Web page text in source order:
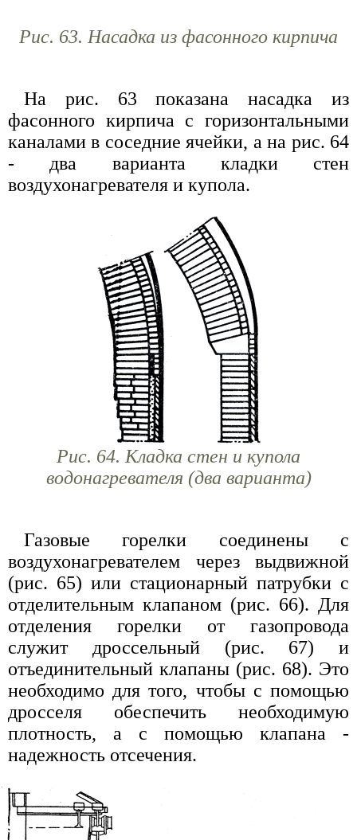
Рис. 63. Насадка из фасонного кирпича
На рис. 63 показана насадка из
фасонного кирпича с горизонтальными
каналами в соседние ячейки, а на рис. 64
- два варианта кладки стен
воздухонагревателя и купола.
Рис. 64. Кладка стен и купола
водонагревателя (два варианта)
Газовые горелки соединены с
воздухонагревателем через выдвижной
(рис. 65) или стационарный патрубки с
отделительным клапаном (рис. 66). Для
отделения горелки от газопровода
служит дроссельный (рис. 67) и
отъединительный клапаны (рис. 68). Это
необходимо для того, чтобы с помощью
дросселя обеспечить необходимую
плотность, а с помощью клапана -
надежность отсечения.